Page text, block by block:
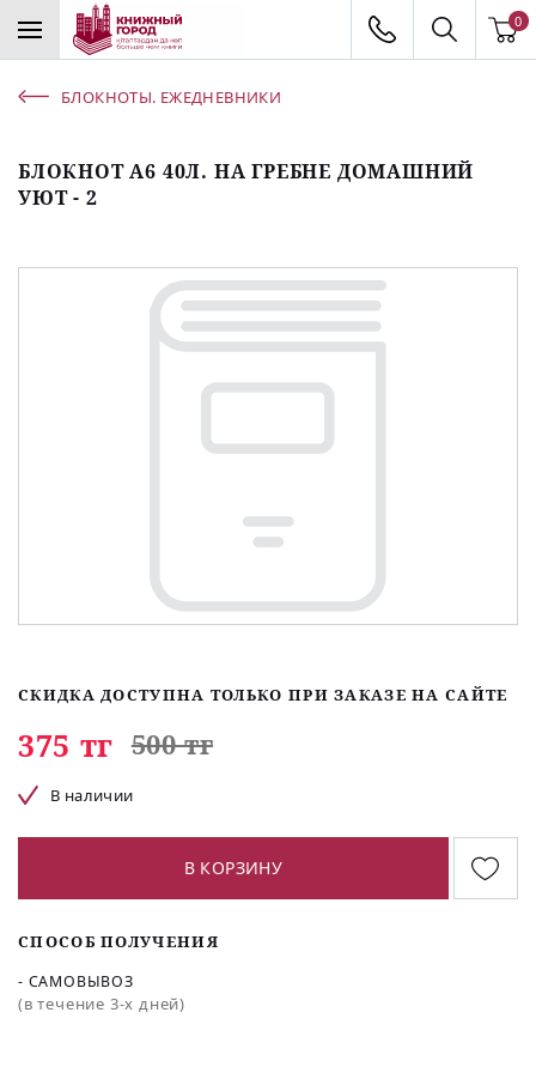
0
БЛОКНОТЫ. ЕЖЕДНЕВНИКИ
БЛОКНОТ А6 40Л. НА ГРЕБНЕ ДОМАШНИЙ
УЮТ - 2
СКИДКА ДОСТУПНА ТОЛЬКО ПРИ ЗАКАЗЕ НА САЙТЕ
375 тг 500 тг
В наличии
В КОРЗИНУ
СПОСОБ ПОЛУЧЕНИЯ
- САМОВЫВОЗ
(в течение 3-х дней)